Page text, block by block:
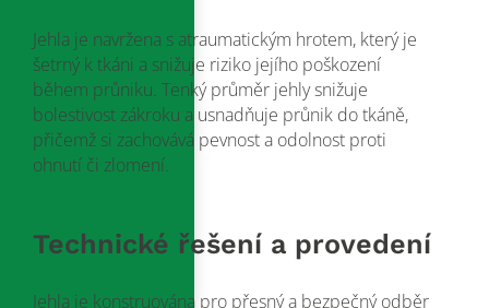
Jehla je navržena s atraumatickým hrotem, který je
šetrný k tkáni a snižuje riziko jejího poškození
během průniku. Tenký průměr jehly snižuje
bolestivost zákroku a usnadňuje průnik do tkáně,
přičemž si zachovává pevnost a odolnost proti
ohnutí či zlomení.
Technické řešení a provedení
Jehla je konstruována pro přesný a bezpečný odběr